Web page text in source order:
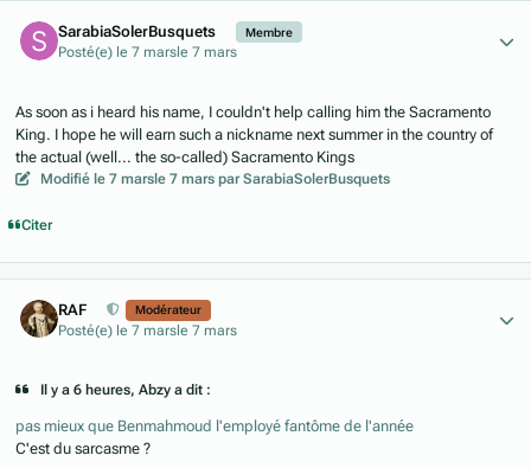
SarabiaSolerBusquets Membre
Posté(e) le 7 mars le 7 mars
As soon as i heard his name, I couldn't help calling him the Sacramento
King. I hope he will earn such a nickname next summer in the country of
the actual (well... the so-called) Sacramento Kings
Modifié le 7 mars le 7 mars par SarabiaSolerBusquets
Citer
RAF Modérateur
Posté(e) le 7 mars le 7 mars
Il y a 6 heures, Abzy a dit :
pas mieux que Benmahmoud l'employé fantôme de l'année
C'est du sarcasme ?